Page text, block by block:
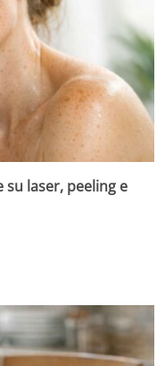
su laser, peeling e